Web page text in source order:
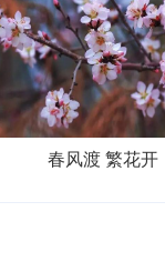
春风渡 繁花开